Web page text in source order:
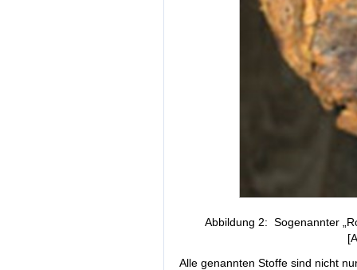
Abbildung 2: Sogenannter
Alle genannten Stoffe sind nicht